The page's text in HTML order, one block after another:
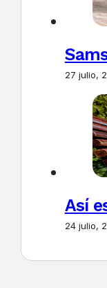
27 julio,
Así
24 julio,